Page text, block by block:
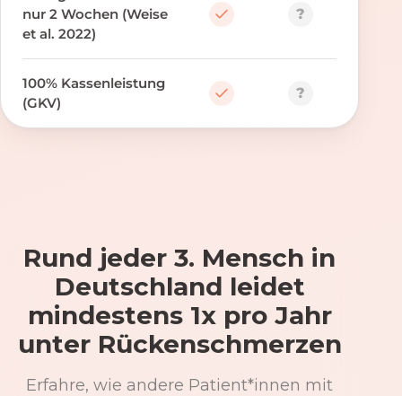
nur 2 Wochen (Weise
et al. 2022)
?
100% Kassenleistung
(GKV)
?
Rund jeder 3. Mensch in
Deutschland leidet
mindestens 1x pro Jahr
unter Rückenschmerzen
Erfahre, wie andere Patient*innen mit